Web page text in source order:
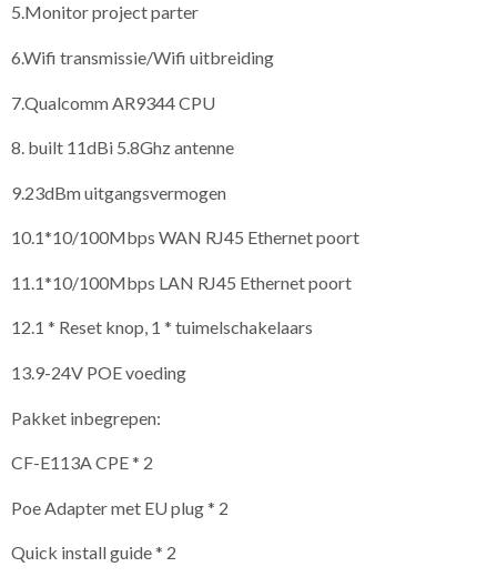
5.Monitor project parter
6.Wifi transmissie/Wifi uitbreiding
7.Qualcomm AR9344 CPU
8. built 11dBi 5.8Ghz antenne
9.23dBm uitgangsvermogen
10.1*10/100Mbps WAN RJ45 Ethernet poort
11.1*10/100Mbps LAN RJ45 Ethernet poort
12.1 * Reset knop, 1 * tuimelschakelaars
13.9-24V POE voeding
Pakket inbegrepen:
CF-E113A CPE * 2
Poe Adapter met EU plug * 2
Quick install guide * 2